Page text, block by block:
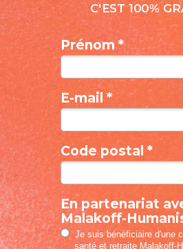
C'EST 100%
Prénom *
E-mail *
Code postal *
En partenariat
Malakoff-
Je suis bénéficiaire d'une
santé et retraite Malakoff-